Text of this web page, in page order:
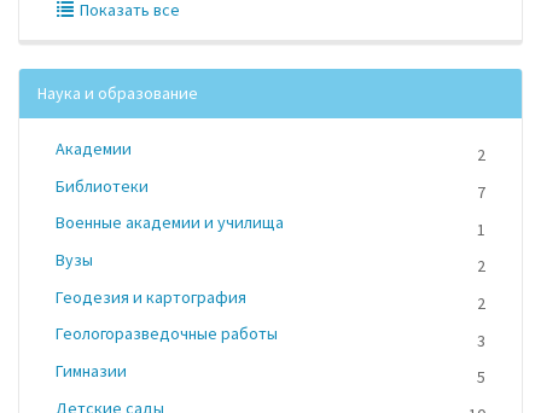
Показать все
Наука и образование
Академии
2
Библиотеки
7
Военные академии и училища
1
Вузы
2
Геодезия и картография
2
Геологоразведочные работы
3
Гимназии
5
Детские сады